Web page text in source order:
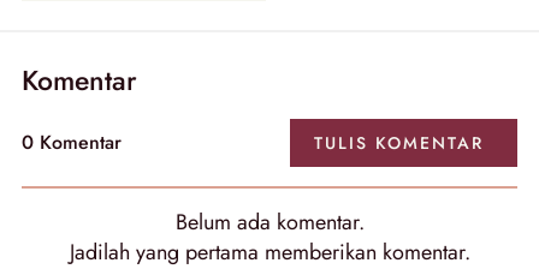
Komentar
0 Komentar TULIS KOMENTAR
Belum ada komentar.
Jadilah yang pertama memberikan komentar.